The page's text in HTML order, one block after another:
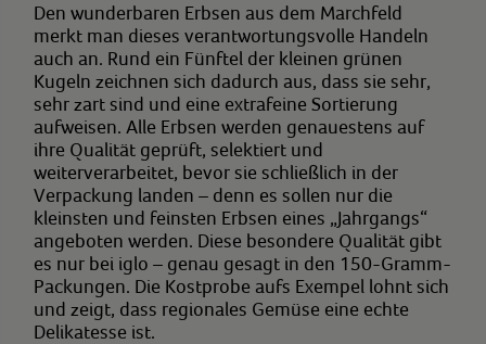
Den wunderbaren Erbsen aus dem Marchfeld
merkt man dieses verantwortungsvolle Handeln
auch an. Rund ein Fünftel der kleinen grünen
Kugeln zeichnen sich dadurch aus, dass sie sehr,
sehr zart sind und eine extrafeine Sortierung
aufweisen. Alle Erbsen werden genauestens auf
ihre Qualität geprüft, selektiert und
weiterverarbeitet, bevor sie schließlich in der
Verpackung landen – denn es sollen nur die
kleinsten und feinsten Erbsen eines „Jahrgangs“
angeboten werden. Diese besondere Qualität gibt
es nur bei iglo – genau gesagt in den 150-Gramm-
Packungen. Die Kostprobe aufs Exempel lohnt sich
und zeigt, dass regionales Gemüse eine echte
Delikatesse ist.